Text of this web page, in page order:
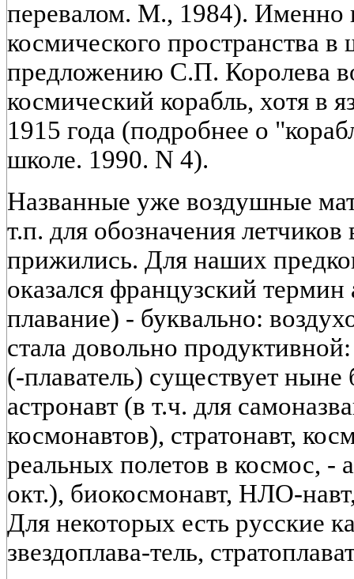
перевалом. М., 1984). Именно
космического пространства
предложению С.П. Королева
космический корабль, хотя в
1915 года (подробнее о
школе. 1990. N 4).
Названные уже воздушные
т.п. для обозначения
прижились. Для наших
оказался французский термин
плавание) - буквально:
стала довольно
(-плаватель) существует
астронавт (в т.ч. для
космонавтов), стратонавт,
реальных полетов в космос, -
окт.), биокосмонавт, НЛО-
Для некоторых есть русские
звездоплава-тель,